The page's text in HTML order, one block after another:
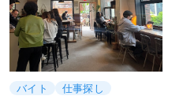
バイト 仕事探し